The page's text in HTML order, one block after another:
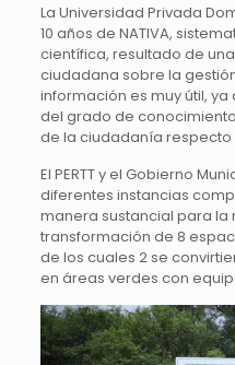
La Universidad Privada
10 años de NATIVA,
científica, resultado de
ciudadana sobre la
información es muy útil,
del grado de
de la ciudadanía respecto
El PERTT y el Gobierno
diferentes instancias
manera sustancial para la
transformación de 8
de los cuales 2 se
en áreas verdes con